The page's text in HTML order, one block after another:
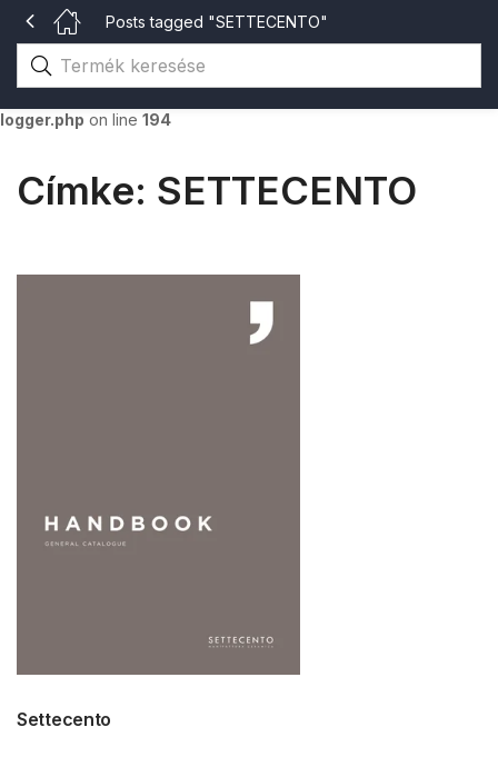
Warning: The magic method Merlin_Logger::__wakeup() must have
public visibility in /home/gsvhu/katalogusok.gsv.hu/wp-
content/themes/aora/inc/merlin/includes/class-merlin-
logger.php on line 194
Posts tagged "SETTECENTO"
Címke: SETTECENTO
Settecento